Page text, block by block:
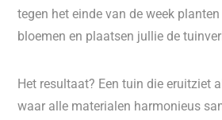
tegen het einde van de week
bloemen en plaatsen jullie de
Het resultaat? Een tuin die eruitziet
waar alle materialen harmonieus